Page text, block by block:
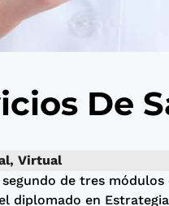
De
Virtual
de tres
diplomado en